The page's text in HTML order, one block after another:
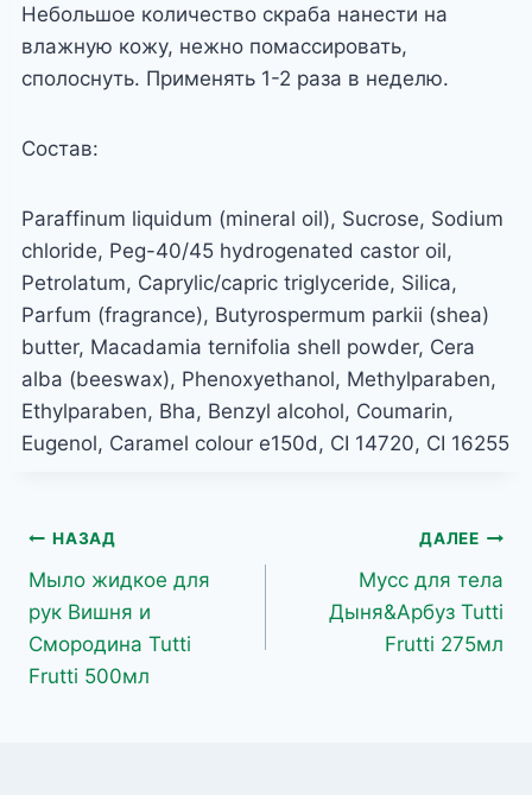
Небольшое количество скраба нанести на
влажную кожу, нежно помассировать,
сполоснуть. Применять 1-2 раза в неделю.
Состав:
Paraffinum liquidum (mineral oil), Sucrose, Sodium
chloride, Peg-40/45 hydrogenated castor oil,
Petrolatum, Caprylic/capric triglyceride, Silica,
Parfum (fragrance), Butyrospermum parkii (shea)
butter, Macadamia ternifolia shell powder, Cera
alba (beeswax), Phenoxyethanol, Methylparaben,
Ethylparaben, Bha, Benzyl alcohol, Coumarin,
Eugenol, Caramel colour e150d, CI 14720, CI 16255
Навигация
по
записям
НАЗАД
Мыло жидкое для
рук Вишня и
Смородина Tutti
Frutti 500мл
ДАЛЕЕ
Мусс для тела
Дыня&Арбуз Tutti
Frutti 275мл